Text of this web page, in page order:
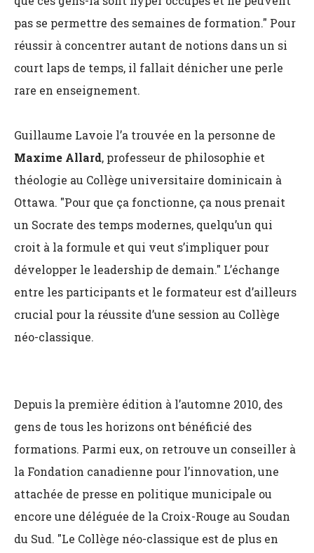
pas se permettre des semaines de formation." Pour
réussir à concentrer autant de notions dans un si
court laps de temps, il fallait dénicher une perle
rare en enseignement.
Guillaume Lavoie l’a trouvée en la personne de
Maxime Allard, professeur de philosophie et
théologie au Collège universitaire dominicain à
Ottawa. "Pour que ça fonctionne, ça nous prenait
un Socrate des temps modernes, quelqu’un qui
croit à la formule et qui veut s’impliquer pour
développer le leadership de demain." L’échange
entre les participants et le formateur est d’ailleurs
crucial pour la réussite d’une session au Collège
néo-classique.
Depuis la première édition à l’automne 2010, des
gens de tous les horizons ont bénéficié des
formations. Parmi eux, on retrouve un conseiller à
la Fondation canadienne pour l’innovation, une
attachée de presse en politique municipale ou
encore une déléguée de la Croix-Rouge au Soudan
du Sud. "Le Collège néo-classique est de plus en